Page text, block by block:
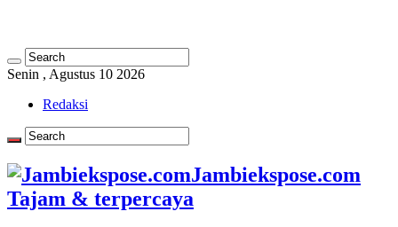
Senin , Agustus 10 2026
Redaksi
Jambiekspose.com
Tajam & terpercaya